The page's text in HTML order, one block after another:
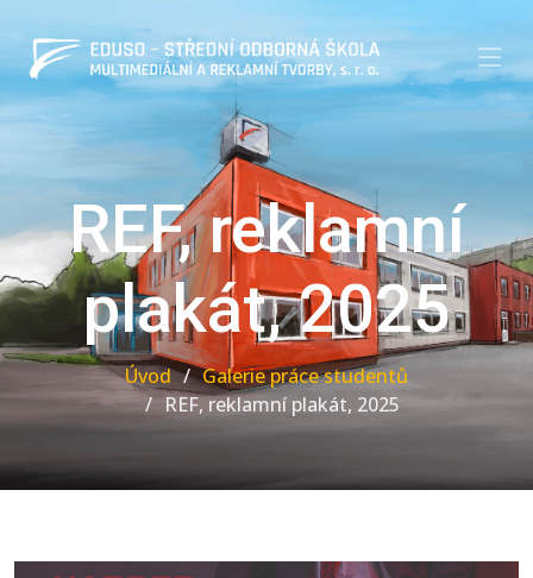
REF, reklamní
plakát, 2025
Úvod
Galerie práce studentů
REF, reklamní plakát, 2025